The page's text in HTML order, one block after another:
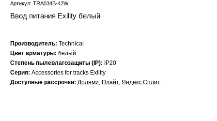
Артикул: TRA034B-42W
Ввод питания Exility белый
Производитель: Technical
Цвет арматуры: белый
Степень пылевлагозащиты (IP):
IP20
Серия: Accessories for tracks Exility
Доступные рассрочки: Долями, Плайт, Яндекс.Сплит